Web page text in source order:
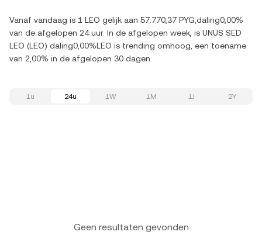
Vanaf vandaag is 1 LEO gelijk aan 57.770,37 PYG,daling0,00%
van de afgelopen 24 uur. In de afgelopen week, is UNUS SED
LEO (LEO) daling0,00%LEO is trending omhoog, een toename
van 2,00% in de afgelopen 30 dagen.
1u 24u 1W 1M 1J 2Y
Geen resultaten gevonden